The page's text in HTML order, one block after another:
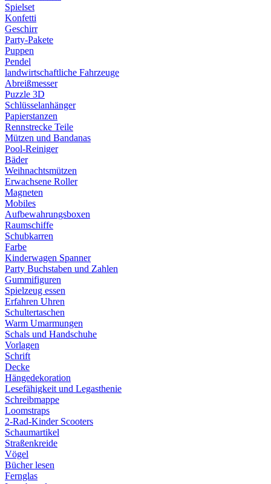
Spielset
Konfetti
Geschirr
Party-Pakete
Puppen
Pendel
landwirtschaftliche Fahrzeuge
Abreißmesser
Puzzle 3D
Schlüsselanhänger
Papierstanzen
Rennstrecke Teile
Mützen und Bandanas
Pool-Reiniger
Bäder
Weihnachtsmützen
Erwachsene Roller
Magneten
Mobiles
Aufbewahrungsboxen
Raumschiffe
Schubkarren
Farbe
Kinderwagen Spanner
Party Buchstaben und Zahlen
Gummifiguren
Spielzeug essen
Erfahren Uhren
Schultertaschen
Warm Umarmungen
Schals und Handschuhe
Vorlagen
Schrift
Decke
Hängedekoration
Lesefähigkeit und Legasthenie
Schreibmappe
Loomstraps
2-Rad-Kinder Scooters
Schaumartikel
Straßenkreide
Vögel
Bücher lesen
Fernglas